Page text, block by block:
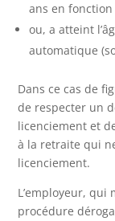
ans en
ou, a atteint
automatique
Dans ce cas de
de respecter un
licenciement et
à la retraite qui
licenciement.
L’employeur,
procédure